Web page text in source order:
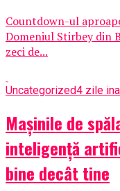
Countdown-ul
Domeniul Stirbey din
zeci de...
Uncategorized4 zile
Mașinile de
inteligență
bine decât tine